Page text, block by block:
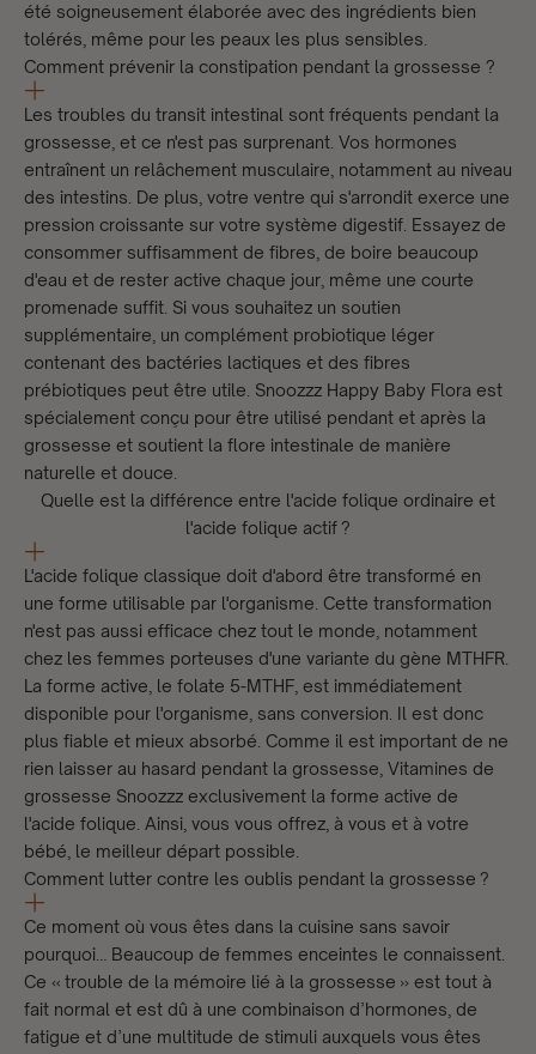
été soigneusement élaborée avec des ingrédients bien
tolérés, même pour les peaux les plus sensibles.
Comment prévenir la constipation pendant la grossesse ?
Les troubles du transit intestinal sont fréquents pendant la
grossesse, et ce n'est pas surprenant. Vos hormones
entraînent un relâchement musculaire, notamment au niveau
des intestins. De plus, votre ventre qui s'arrondit exerce une
pression croissante sur votre système digestif. Essayez de
consommer suffisamment de fibres, de boire beaucoup
d'eau et de rester active chaque jour, même une courte
promenade suffit. Si vous souhaitez un soutien
supplémentaire, un complément probiotique léger
contenant des bactéries lactiques et des fibres
prébiotiques peut être utile. Snoozzz Happy Baby Flora est
spécialement conçu pour être utilisé pendant et après la
grossesse et soutient la flore intestinale de manière
naturelle et douce.
Quelle est la différence entre l'acide folique ordinaire et
l'acide folique actif ?
L'acide folique classique doit d'abord être transformé en
une forme utilisable par l'organisme. Cette transformation
n'est pas aussi efficace chez tout le monde, notamment
chez les femmes porteuses d'une variante du gène MTHFR.
La forme active, le folate 5-MTHF, est immédiatement
disponible pour l'organisme, sans conversion. Il est donc
plus fiable et mieux absorbé. Comme il est important de ne
rien laisser au hasard pendant la grossesse, Vitamines de
grossesse Snoozzz exclusivement la forme active de
l'acide folique. Ainsi, vous vous offrez, à vous et à votre
bébé, le meilleur départ possible.
Comment lutter contre les oublis pendant la grossesse ?
Ce moment où vous êtes dans la cuisine sans savoir
pourquoi… Beaucoup de femmes enceintes le connaissent.
Ce « trouble de la mémoire lié à la grossesse » est tout à
fait normal et est dû à une combinaison d’hormones, de
fatigue et d’une multitude de stimuli auxquels vous êtes